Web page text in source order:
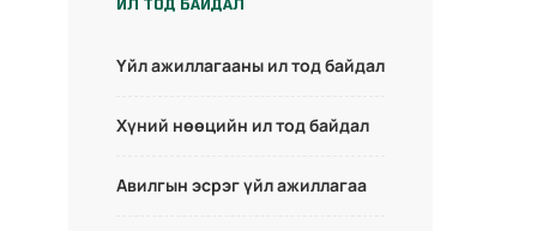
Үйл ажиллагааны ил тод байдал
Хүний нөөцийн ил тод байдал
Авилгын эсрэг үйл ажиллагаа